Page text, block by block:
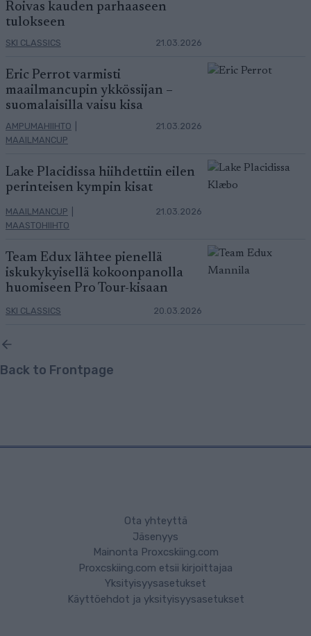
Roivas kauden parhaaseen
tulokseen
SKI CLASSICS 21.03.2026
Eric Perrot varmisti
maailmancupin ykkössijan –
suomalaisilla vaisu kisa
AMPUMAHIIHTO
MAAILMANCUP
21.03.2026
Lake Placidissa hiihdettiin eilen
perinteisen kympin kisat
MAAILMANCUP
MAASTOHIIHTO
21.03.2026
Team Edux lähtee pienellä
iskukykyisellä kokoonpanolla
huomiseen Pro Tour-kisaan
SKI CLASSICS 20.03.2026
Back to Frontpage
Ota yhteyttä
Jäsenyys
Mainonta Proxcskiing.com
Proxcskiing.com etsii kirjoittajaa
Yksityisyysasetukset
Käyttöehdot ja yksityisyysasetukset